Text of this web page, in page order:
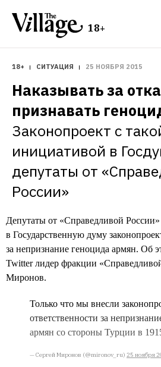
18+
18+ СИТУАЦИЯ 25 НОЯБРЯ 2015
Наказывать за
признавать
Законопроект с
инициативой в
депутаты от
России»
Депутаты от «Справедливой России»
в Государственную думу
за непризнание геноцида армян. Об
Twitter лидер фракции
Миронов.
Только что мы внесли
ответственности за
армян со стороны Турции в
— Сергей Миронов (@mironov_ru) 25 ноября